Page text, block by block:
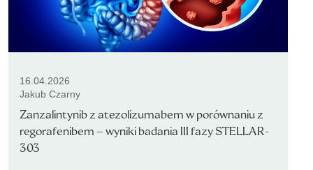
16.04.2026
Jakub Czarny
Zanzalintynib z atezolizumabem w porównaniu z
regorafenibem – wyniki badania III fazy STELLAR-
303